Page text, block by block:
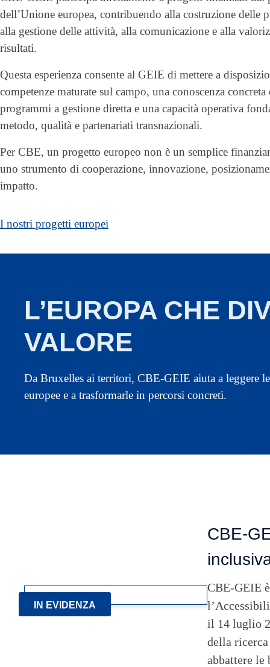
dell’Unione europea, contribuendo alla costruzione delle
alla gestione delle attività, alla comunicazione e alla
risultati.
Questa esperienza consente al GEIE di mettere a
competenze maturate sul campo, una conoscenza concreta
programmi a gestione diretta e una capacità operativa
metodo, qualità e partenariati transnazionali.
Per CBE, un progetto europeo non è un semplice
uno strumento di cooperazione, innovazione,
impatto.
I nostri progetti europei
L’EUROPA CHE
VALORE
Da Bruxelles ai territori, CBE-GEIE aiuta a leggere
europee e a trasformarle in percorsi concreti.
IN EVIDENZA
CBE-
CBE-GEIE
il 14 luglio
della
abbattere